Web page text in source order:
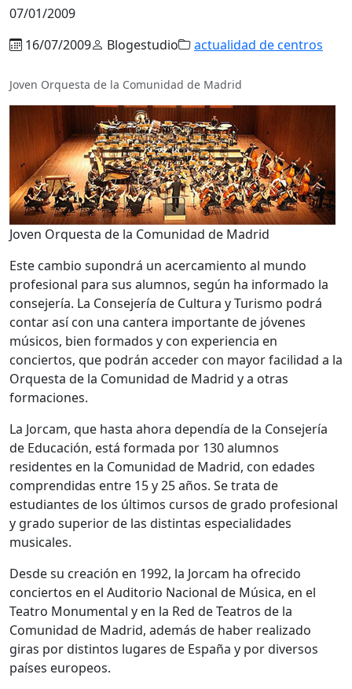
07/01/2009
16/07/2009
Blogestudio actualidad de centros
Joven Orquesta de la Comunidad de Madrid
Joven Orquesta de la Comunidad de Madrid
Este cambio supondrá un acercamiento al mundo
profesional para sus alumnos, según ha informado la
consejería. La Consejería de Cultura y Turismo podrá
contar así con una cantera importante de jóvenes
músicos, bien formados y con experiencia en
conciertos, que podrán acceder con mayor facilidad a la
Orquesta de la Comunidad de Madrid y a otras
formaciones.
La Jorcam, que hasta ahora dependía de la Consejería
de Educación, está formada por 130 alumnos
residentes en la Comunidad de Madrid, con edades
comprendidas entre 15 y 25 años. Se trata de
estudiantes de los últimos cursos de grado profesional
y grado superior de las distintas especialidades
musicales.
Desde su creación en 1992, la Jorcam ha ofrecido
conciertos en el Auditorio Nacional de Música, en el
Teatro Monumental y en la Red de Teatros de la
Comunidad de Madrid, además de haber realizado
giras por distintos lugares de España y por diversos
países europeos.